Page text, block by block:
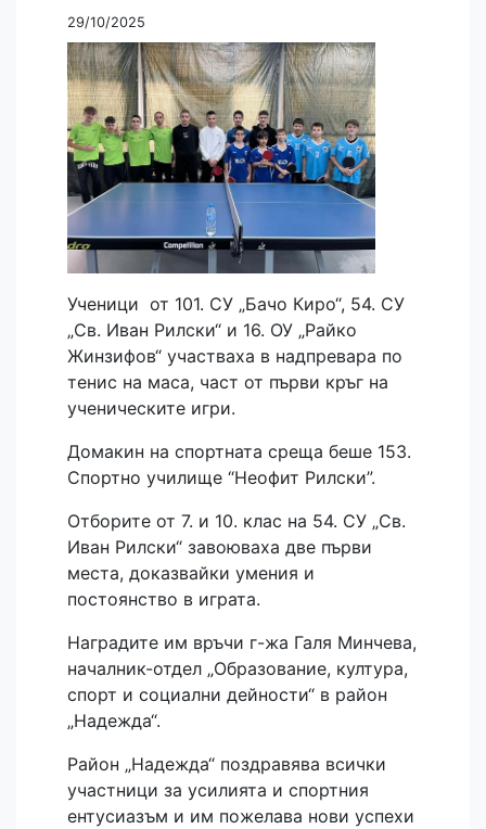
29/10/2025
Ученици от 101. СУ „Бачо Киро“, 54. СУ
„Св. Иван Рилски“ и 16. ОУ „Райко
Жинзифов“ участваха в надпревара по
тенис на маса, част от първи кръг на
ученическите игри.
Домакин на спортната среща беше 153.
Спортно училище “Неофит Рилски”.
Отборите от 7. и 10. клас на 54. СУ „Св.
Иван Рилски“ завоюваха две първи
места, доказвайки умения и
постоянство в играта.
Наградите им връчи г-жа Галя Минчева,
началник-отдел „Образование, култура,
спорт и социални дейности“ в район
„Надежда“.
Район „Надежда“ поздравява всички
участници за усилията и спортния
ентусиазъм и им пожелава нови успехи